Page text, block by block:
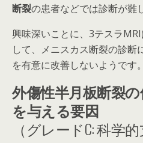
断裂の患者などでは診断が難
興味深いことに、 3テスラ
して、メニスカス断裂の診断
を有意に改善しないよう です。
外傷性半月板断裂
を与える要因
（グレードC: 科学